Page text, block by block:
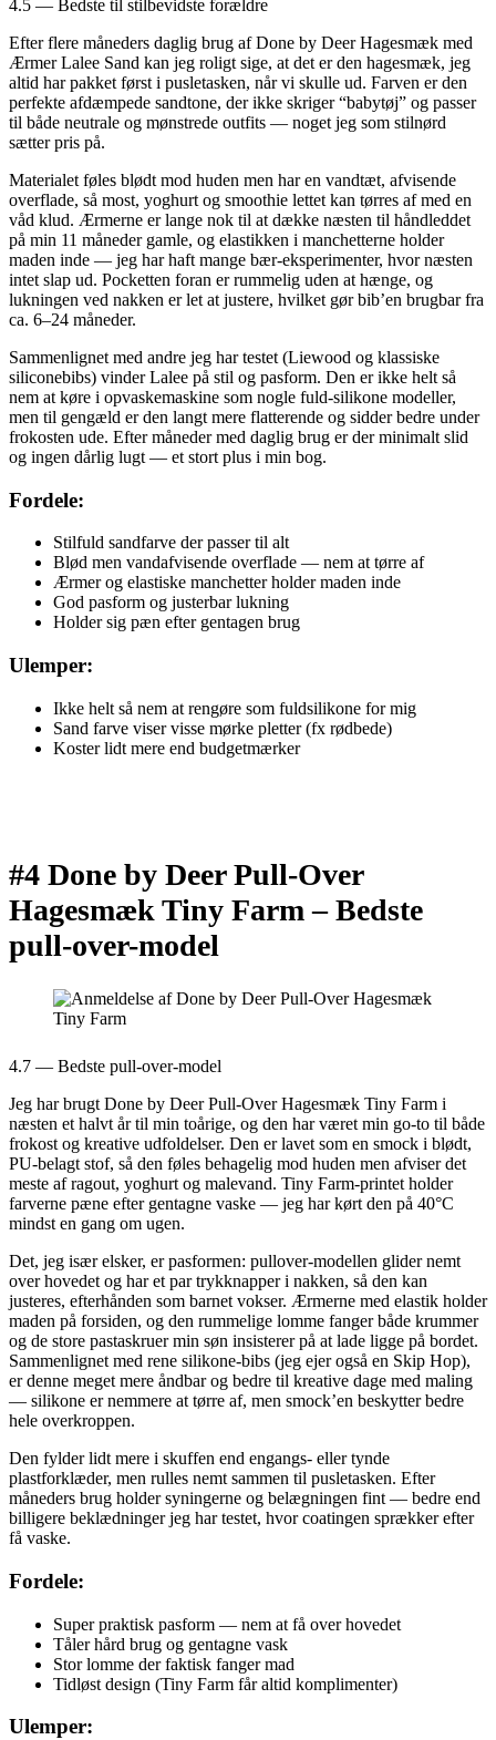
4.5 — Bedste til stilbevidste forældre
Efter flere måneders daglig brug af Done by Deer Hagesmæk med
Ærmer Lalee Sand kan jeg roligt sige, at det er den hagesmæk, jeg
altid har pakket først i pusletasken, når vi skulle ud. Farven er den
perfekte afdæmpede sandtone, der ikke skriger “babytøj” og passer
til både neutrale og mønstrede outfits — noget jeg som stilnørd
sætter pris på.
Materialet føles blødt mod huden men har en vandtæt, afvisende
overflade, så most, yoghurt og smoothie lettet kan tørres af med en
våd klud. Ærmerne er lange nok til at dække næsten til håndleddet
på min 11 måneder gamle, og elastikken i manchetterne holder
maden inde — jeg har haft mange bær-eksperimenter, hvor næsten
intet slap ud. Pocketten foran er rummelig uden at hænge, og
lukningen ved nakken er let at justere, hvilket gør bib’en brugbar fra
ca. 6–24 måneder.
Sammenlignet med andre jeg har testet (Liewood og klassiske
siliconebibs) vinder Lalee på stil og pasform. Den er ikke helt så
nem at køre i opvaskemaskine som nogle fuld-silikone modeller,
men til gengæld er den langt mere flatterende og sidder bedre under
frokosten ude. Efter måneder med daglig brug er der minimalt slid
og ingen dårlig lugt — et stort plus i min bog.
Fordele:
Stilfuld sandfarve der passer til alt
Blød men vandafvisende overflade — nem at tørre af
Ærmer og elastiske manchetter holder maden inde
God pasform og justerbar lukning
Holder sig pæn efter gentagen brug
Ulemper:
Ikke helt så nem at rengøre som fuldsilikone for mig
Sand farve viser visse mørke pletter (fx rødbede)
Koster lidt mere end budgetmærker
#4 Done by Deer Pull-Over
Hagesmæk Tiny Farm –Bedste
pull-over-model
4.7 — Bedste pull-over-model
Jeg har brugt Done by Deer Pull-Over Hagesmæk Tiny Farm i
næsten et halvt år til min toårige, og den har været min go-to til både
frokost og kreative udfoldelser. Den er lavet som en smock i blødt,
PU-belagt stof, så den føles behagelig mod huden men afviser det
meste af ragout, yoghurt og malevand. Tiny Farm-printet holder
farverne pæne efter gentagne vaske — jeg har kørt den på 40°C
mindst en gang om ugen.
Det, jeg især elsker, er pasformen: pullover-modellen glider nemt
over hovedet og har et par trykknapper i nakken, så den kan
justeres, efterhånden som barnet vokser. Ærmerne med elastik holder
maden på forsiden, og den rummelige lomme fanger både krummer
og de store pastaskruer min søn insisterer på at lade ligge på bordet.
Sammenlignet med rene silikone-bibs (jeg ejer også en Skip Hop),
er denne meget mere åndbar og bedre til kreative dage med maling
— silikone er nemmere at tørre af, men smock’en beskytter bedre
hele overkroppen.
Den fylder lidt mere i skuffen end engangs- eller tynde
plastforklæder, men rulles nemt sammen til pusletasken. Efter
måneders brug holder syningerne og belægningen fint — bedre end
billigere beklædninger jeg har testet, hvor coatingen sprækker efter
få vaske.
Fordele:
Super praktisk pasform — nem at få over hovedet
Tåler hård brug og gentagne vask
Stor lomme der faktisk fanger mad
Tidløst design (Tiny Farm får altid komplimenter)
Ulemper: